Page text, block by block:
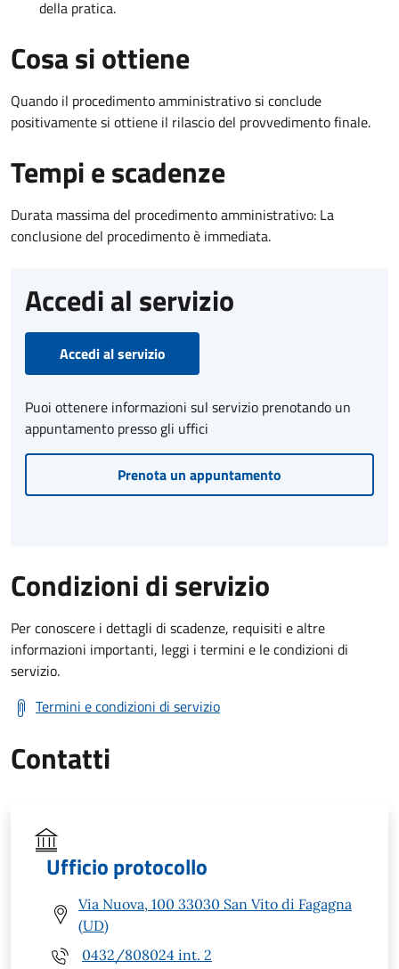
della pratica.
Cosa si ottiene
Quando il procedimento amministrativo si conclude
positivamente si ottiene il rilascio del provvedimento finale.
Tempi e scadenze
Durata massima del procedimento amministrativo: La
conclusione del procedimento è immediata.
Accedi al servizio
Accedi al servizio
Puoi ottenere informazioni sul servizio prenotando un
appuntamento presso gli uffici
Prenota un appuntamento
Condizioni di servizio
Per conoscere i dettagli di scadenze, requisiti e altre
informazioni importanti, leggi i termini e le condizioni di
servizio.
Termini e condizioni di servizio
Contatti
Ufficio protocollo
Via Nuova, 100 33030 San Vito di Fagagna
(UD)
0432/808024 int. 2